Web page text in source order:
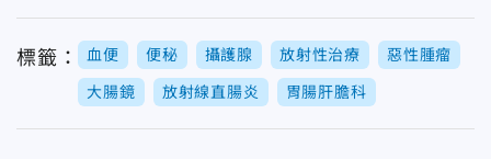
標籤： 血便 便秘 攝護腺 放射性治療 惡性腫瘤
大腸鏡 放射線直腸炎 胃腸肝膽科